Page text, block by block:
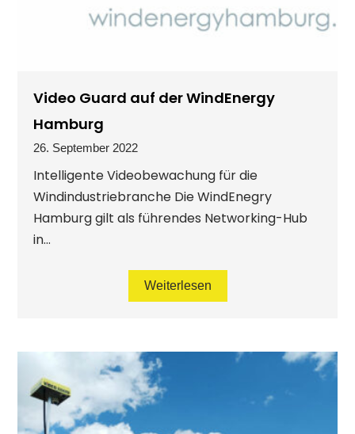
Video Guard auf der WindEnergy
Hamburg
26. September 2022
Intelligente Videobewachung für die
Windindustriebranche Die WindEnegry
Hamburg gilt als führendes Networking-Hub
in...
Weiterlesen